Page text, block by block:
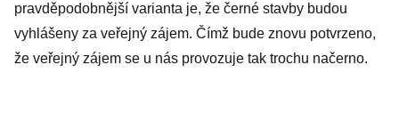
pravděpodobnější varianta je, že černé stavby budou
vyhlášeny za veřejný zájem. Čímž bude znovu potvrzeno,
že veřejný zájem se u nás provozuje tak trochu načerno.